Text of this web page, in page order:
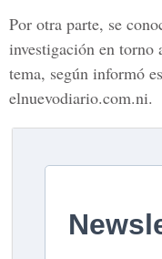
Por otra parte, se
investigación en torno
tema, según informó
elnuevodiario.com.ni.